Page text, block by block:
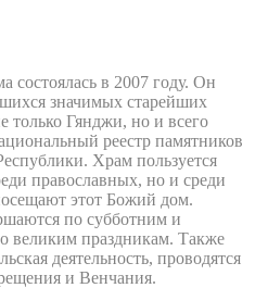
состоялась в 2007 году. Он
значимых старейших
только Гянджи, но и всего
реестр памятников
Храм пользуется
православных, но и среди
этот Божий дом.
по субботним и
великим праздникам. Также
деятельность, проводятся
и Венчания.